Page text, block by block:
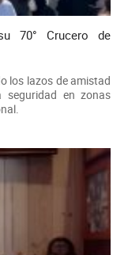
70° Crucero de
los lazos de amistad
en zonas